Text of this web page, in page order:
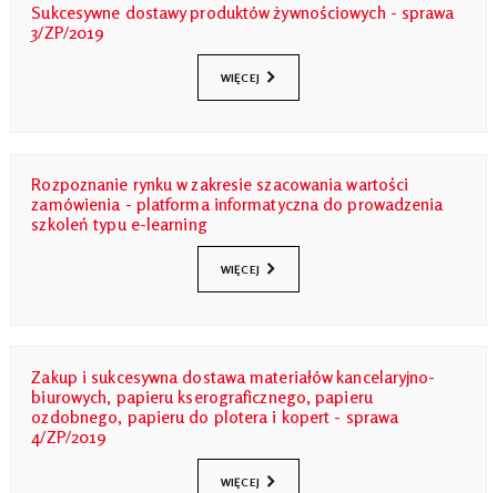
Sukcesywne dostawy produktów żywnościowych - sprawa
3/ZP/2019
WIĘCEJ
Rozpoznanie rynku w zakresie szacowania wartości
zamówienia - platforma informatyczna do prowadzenia
szkoleń typu e-learning
WIĘCEJ
Zakup i sukcesywna dostawa materiałów kancelaryjno-
biurowych, papieru kserograficznego, papieru
ozdobnego, papieru do plotera i kopert - sprawa
4/ZP/2019
WIĘCEJ